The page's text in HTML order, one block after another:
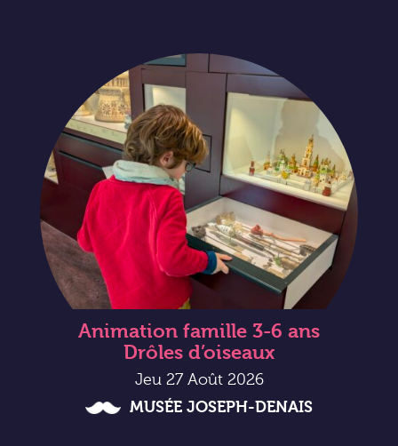
Animation famille 3-6 ans
Drôles d’oiseaux
Jeu 27 Août 2026
MUSÉE JOSEPH-DENAIS